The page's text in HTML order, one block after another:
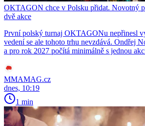
OKTAGON chce v Polsku přidat. Novotný
dvě akce
První polský turnaj OKTAGONu nepřinesl
vedení se ale tohoto trhu nevzdává. Ondřej
a pro rok 2027 počítá minimálně s jednou
MMAMAG.cz
dnes, 10:19
1 min